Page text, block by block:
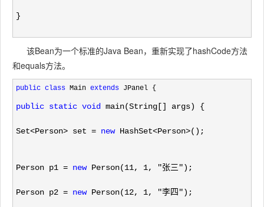
}
该Bean为一个标准的Java Bean，重新实现了hashCode方法
和equals方法。
public class Main extends
public static void main(String[] args) {
Set<Person> set = new HashSet<Person>();
Person p1 = new Person(11, 1, "张三");
Person p2 = new Person(12, 1, "李四");